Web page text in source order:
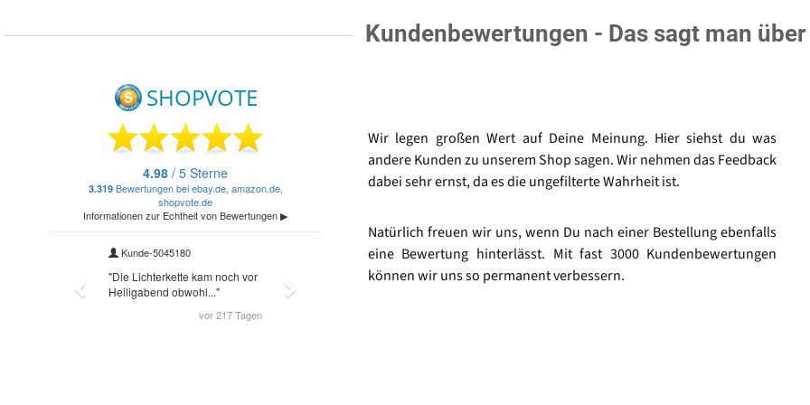
Kundenbewertungen - Das sagt man
Wir legen großen Wert auf Deine Meinung. Hier siehst du was
andere Kunden zu unserem Shop sagen. Wir nehmen das Feedback
dabei sehr ernst, da es die ungefilterte Wahrheit ist.
Natürlich freuen wir uns, wenn Du nach einer Bestellung ebenfalls
eine Bewertung hinterlässt. Mit fast 3000 Kundenbewertungen
können wir uns so permanent verbessern.